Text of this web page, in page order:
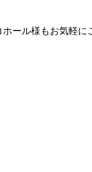
ール様もお気軽に